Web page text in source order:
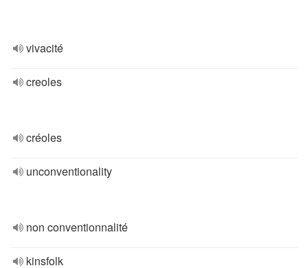
vivacité
creoles
créoles
unconventionality
non conventionnalité
kinsfolk